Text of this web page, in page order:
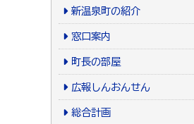
新温泉町の紹介
窓口案内
町長の部屋
広報しんおんせん
総合計画